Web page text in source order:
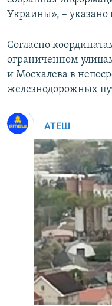
Украины», – указано
Согласно
ограниченном
и Москалева в
железнодорожных